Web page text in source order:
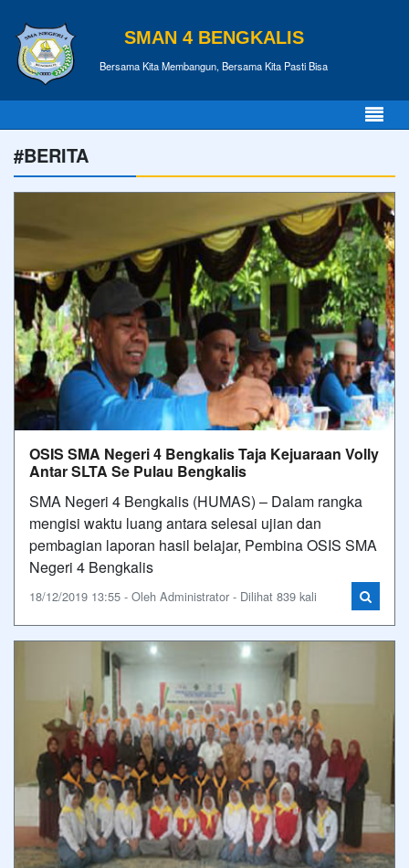
SMAN 4 BENGKALIS
Bersama Kita Membangun, Bersama Kita Pasti Bisa
#BERITA
OSIS SMA Negeri 4 Bengkalis Taja Kejuaraan Volly
Antar SLTA Se Pulau Bengkalis
SMA Negeri 4 Bengkalis (HUMAS) – Dalam rangka
mengisi waktu luang antara selesai ujian dan
pembagian laporan hasil belajar, Pembina OSIS SMA
Negeri 4 Bengkalis
18/12/2019 13:55 - Oleh Administrator - Dilihat 839 kali